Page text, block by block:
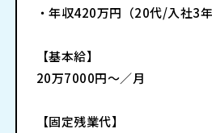
・年収420万円（20代/入社3
【基本給】
20万7000円～／月
【固定残業代】